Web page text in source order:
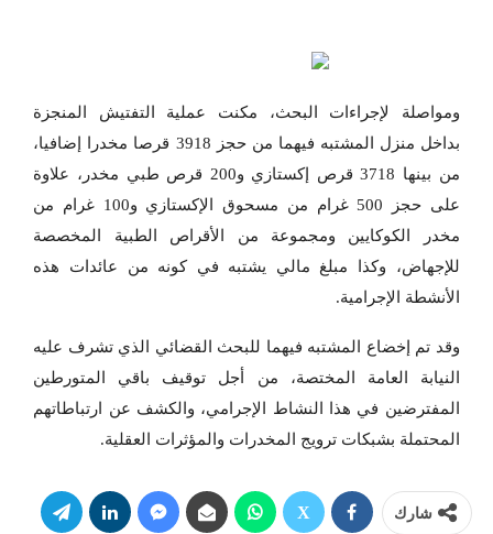
ومواصلة لإجراءات البحث، مكنت عملية التفتيش المنجزة
بداخل منزل المشتبه فيهما من حجز 3918 قرصا مخدرا إضافيا،
من بينها 3718 قرص إكستازي و200 قرص طبي مخدر، علاوة
على حجز 500 غرام من مسحوق الإكستازي و100 غرام من
مخدر الكوكايين ومجموعة من الأقراص الطبية المخصصة
للإجهاض، وكذا مبلغ مالي يشتبه في كونه من عائدات هذه
الأنشطة الإجرامية.
وقد تم إخضاع المشتبه فيهما للبحث القضائي الذي تشرف عليه
النيابة العامة المختصة، من أجل توقيف باقي المتورطين
المفترضين في هذا النشاط الإجرامي، والكشف عن ارتباطاتهم
المحتملة بشبكات ترويج المخدرات والمؤثرات العقلية.
شارك